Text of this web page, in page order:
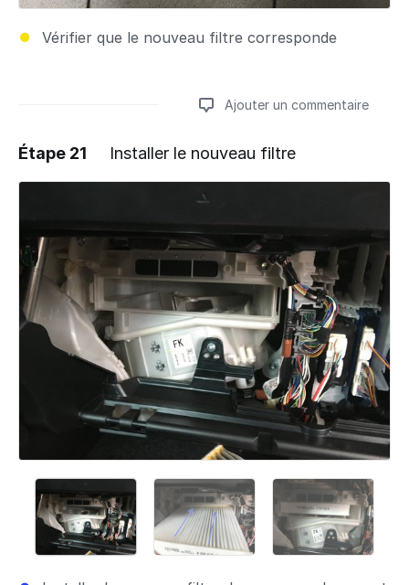
Vérifier que le nouveau filtre corresponde
Ajouter un commentaire
Ajouter un commentaire
Étape 21 Installer le nouveau filtre